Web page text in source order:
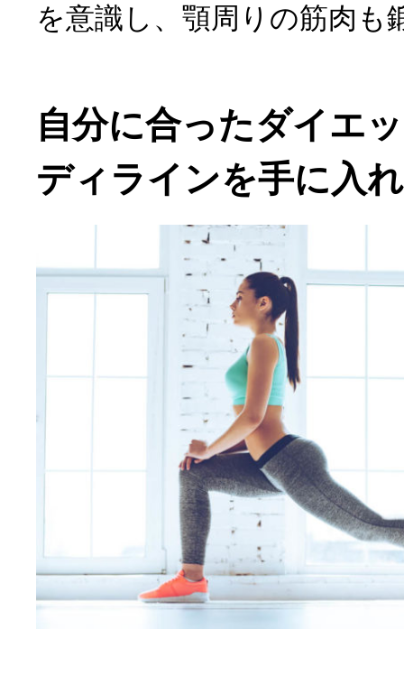
を意識し、顎周りの筋肉も
自分に合ったダイエ
ディラインを手に入